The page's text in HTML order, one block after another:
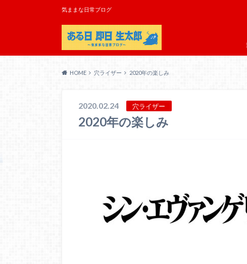
気ままな日常ブログ
HOME 穴ライザー 2020年の楽しみ
2020.02.24 穴ライザー
2020年の楽しみ